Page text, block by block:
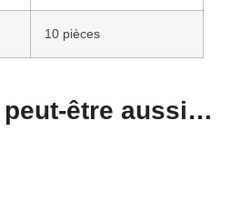
10 pièces
peut-être aussi…